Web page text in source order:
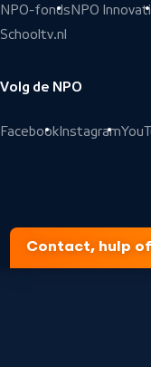
NPO-fonds NPO
Schooltv.nl
Volg de NPO
Facebook Instagram
Contact, hulp of